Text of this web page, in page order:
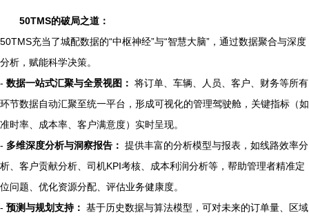
50TMS的破局之道：
50TMS充当了城配数据的“中枢神经”与“智慧大脑”，通过数据聚合与深度
分析，赋能科学决策。
- 数据一站式汇聚与全景视图： 将订单、车辆、人员、客户、财务等所有
环节数据自动汇聚至统一平台，形成可视化的管理驾驶舱，关键指标（如
准时率、成本率、客户满意度）实时呈现。
- 多维深度分析与洞察报告： 提供丰富的分析模型与报表，如线路效率分
析、客户贡献分析、司机KPI考核、成本利润分析等，帮助管理者精准定
位问题、优化资源分配、评估业务健康度。
- 预测与规划支持： 基于历史数据与算法模型，可对未来的订单量、区域